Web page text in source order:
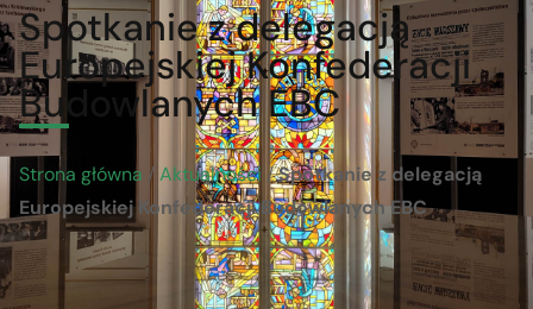
Spotkanie z delegacją
Europejskiej Konfederacji
Budowlanych EBC
Strona główna / Aktualności /Spotkanie z delegacją
Europejskiej Konfederacji Budowlanych EBC